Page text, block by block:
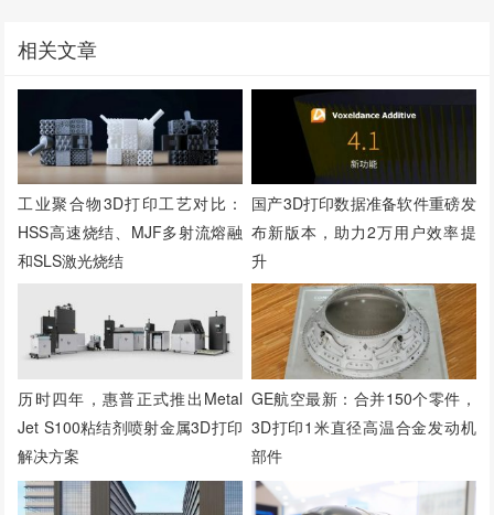
相关文章
工业聚合物3D打印工艺对比：
HSS高速烧结、MJF多射流熔融
和SLS激光烧结
国产3D打印数据准备软件重磅发
布新版本，助力2万用户效率提
升
历时四年，惠普正式推出Metal
Jet S100粘结剂喷射金属3D打印
解决方案
GE航空最新：合并150个零件，
3D打印1米直径高温合金发动机
部件